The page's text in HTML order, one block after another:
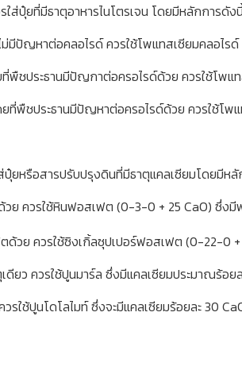
ใส่ปุ๋ยที่มีธาตุอาหารไนโตรเจน โดยมีหลักการดัง
มีปัญหาต่อคลอไรด์ ควรใช้โพแทสเซียมคลอไ
พืชประธานมีปัญกาต่อครอไรด์ด้วย ควรใช้โพแ
พืชประธานมีปัญหาต่อครอไรด์ด้วย ควรใช้โพ
ปุ๋ยหรือสารปรับปรุงดินที่มีธาตุแคลเซียมโดยมีห
ย ควรใช้หินฟอสเฟต (0-3-0 + 25 CaO) ซึ่ง
ย ควรใช้ซิงเกิ้ลซุปเปอร์ฟอสเฟต (0-22-0 +
ยว ควรใช้ปูนมาร์ล ซึ่งมีแคลเซียมประมาณร้อย
ช้ปูนโดโลไมท์ ซึ่งจะมีแคลเซียมร้อยละ 30